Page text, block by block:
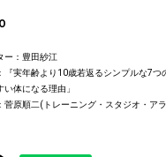
ー：豊田紗江
『実年齢より10歳若返るシンプルな7つ
い体になる理由」
菅原順二(トレーニング・スタジオ・ア